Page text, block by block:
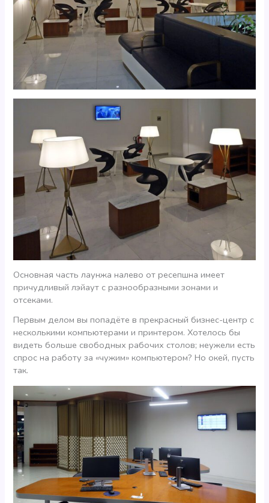
Основная часть лаунжа налево от ресепшна имеет
причудливый лэйаут с разнообразными зонами и
отсеками.
Первым делом вы попадёте в прекрасный бизнес-центр с
несколькими компьютерами и принтером. Хотелось бы
видеть больше свободных рабочих столов; неужели есть
спрос на работу за «чужим» компьютером? Но окей, пусть
так.